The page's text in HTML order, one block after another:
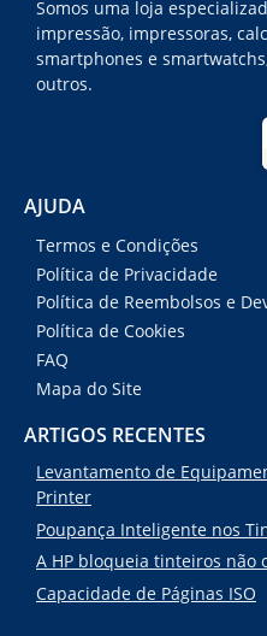
Somos uma loja
impressão, impressoras,
smartphones e
outros.
AJUDA
Termos e Condições
Política de Privacidade
Política de Reembolsos e
Política de Cookies
FAQ
Mapa do Site
ARTIGOS RECENTES
Levantamento de
Printer
Poupança Inteligente nos
A HP bloqueia tinteiros não
Capacidade de Páginas ISO